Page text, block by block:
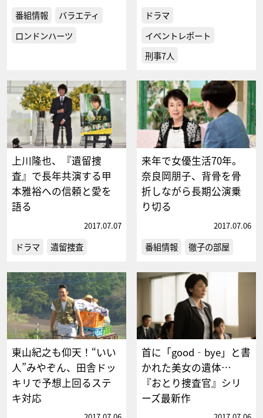
番組情報
バラエティ
ロンドンハーツ
ドラマ
イベントレポート
刑事7人
上川隆也、『遺留捜
査』で長年共演する甲
本雅裕への信頼と愛を
語る
2017.07.07
ドラマ 遺留捜査
来年で女優生活70年。
奈良岡朋子、背骨を骨
折しながら長期公演乗
り切る
2017.07.06
番組情報 徹子の部屋
東山紀之も仰天！“いい
人”みやぞん、田舎ドッ
キリで予想上回るステ
キ対応
首に「good‐bye」と書
かれた美女の遺体…
『おとり捜査官』シリ
ーズ最新作